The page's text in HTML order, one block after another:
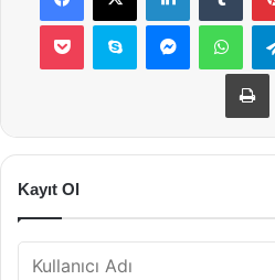
Pocket Skype Messenger
Kayıt Ol